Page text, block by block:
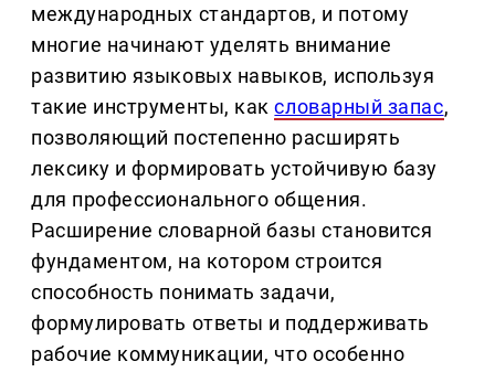
международных стандартов, и потому
многие начинают уделять внимание
развитию языковых навыков, используя
такие инструменты, каксловарный запас,
позволяющий постепенно расширять
лексику и формировать устойчивую базу
для профессионального общения.
Расширение словарной базы становится
фундаментом, на котором строится
способность понимать задачи,
формулировать ответы и поддерживать
рабочие коммуникации, что особенно